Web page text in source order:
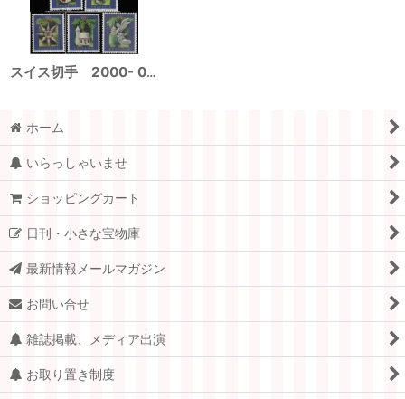
スイス切手 2000- 07年 クリスマス 5種
ホーム
いらっしゃいませ
ショッピングカート
日刊・小さな宝物庫
最新情報メールマガジン
お問い合せ
雑誌掲載、メディア出演
お取り置き制度